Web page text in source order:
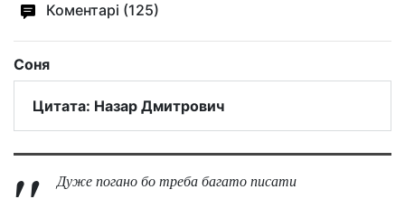
Коментарі (125)
Соня
Цитата: Назар Дмитрович
Дуже погано бо треба багато писати